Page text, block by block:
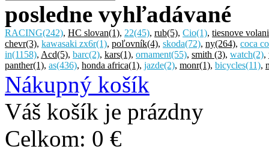
posledne vyhľadávané
RACING(242), HC slovan(1), 22(45), rub(5), Cio(1), tiesnove
chevr(3), kawasaki zx6r(1), poľovník(4), skoda(72), ny(264), coca
in(1158), Acd(5), barc(2), kars(1), ornament(55), smith (3), watch(2),
panther(1), as(436), honda africa(1), jazde(2), monr(1), bicycles(11),
Nákupný košík
Váš košík je prázdny
Celkom: 0 €